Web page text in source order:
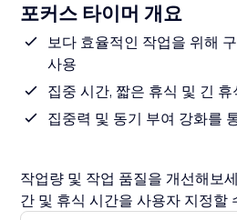
포커스 타이머 개요
보다 효율적인 작업을 위해
사용
집중 시간, 짧은 휴식 및 긴 휴
집중력 및 동기 부여 강화를
작업량 및 작업 품질을 개선해보
간 및 휴식 시간을 사용자 지정할